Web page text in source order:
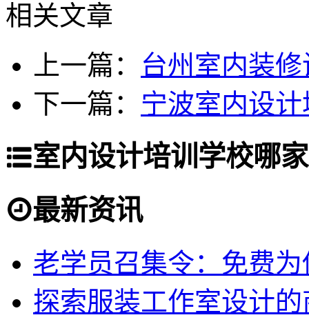
相关文章
上一篇： 台州室内装
下一篇： 宁波室内设
室内设计培训学校哪
最新资讯
老学员召集令：免费
探索服装工作室设计